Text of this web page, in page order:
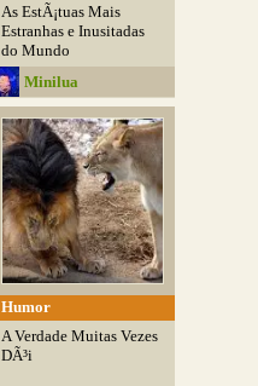
As EstÃ¡tuas Mais
Estranhas e Inusitadas
do Mundo
Minilua
Humor
A Verdade Muitas Vezes
DÃ³i